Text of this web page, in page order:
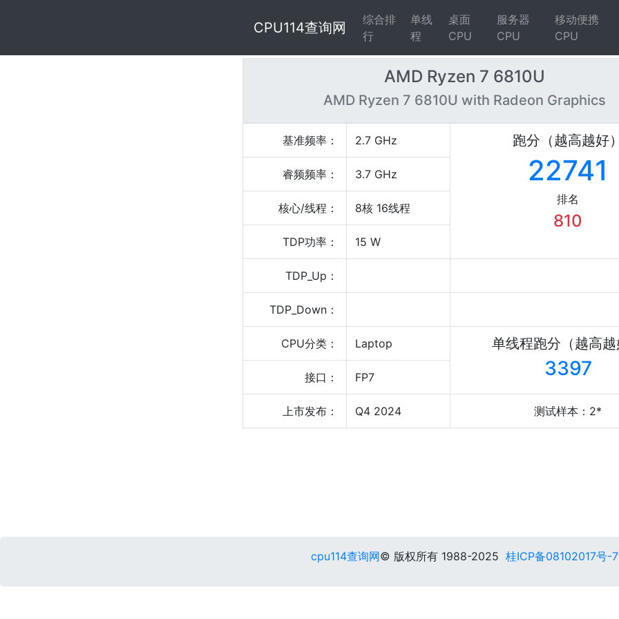
CPU114查询网
综合排
行
单线
程
桌面
CPU
服务器
CPU
移动便携
CPU
AMD Ryzen 7 6810U
AMD Ryzen 7 6810U with Radeon Graphics
基准频率： 2.7 GHz 跑分（越高越好
22741
排名
810
睿频频率： 3.7 GHz
核心/线程： 8核 16线程
TDP功率： 15 W
TDP_Up：
TDP_Down：
CPU分类： Laptop 单线程跑分（越高
3397
接口： FP7
上市发布： Q4 2024 测试样本：2*
cpu114查询网© 版权所有 1988-2025 桂ICP备08102017号-7